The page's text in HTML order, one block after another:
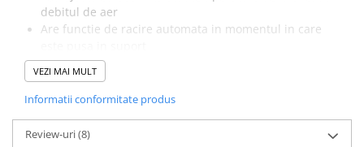
debitul de aer
Are functie de racire automata in momentul in care
Potrivita pentru o multime de aplicatii datorita
posibilitatii utilizarii duzelor de diferite forme si
dimensiuni
poti utiliza si pe componente electronice sensibile
VEZI MAI MULT
Informatii conformitate produs
Review-uri(8)